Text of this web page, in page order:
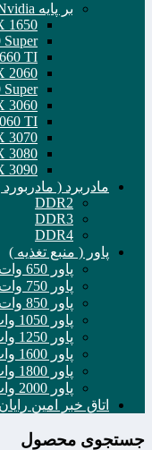
بر پایه Nvidia
1650
TI
2060
3060
TI
3070
3080
3090
مادربرد ( مادربورد
DDR2
DDR3
DDR4
پاور ( منبع تغذیه )
پاور 650 وات
پاور 750 وات
پاور 850 وات
پاور 1050 وات
پاور 1250 وات
پاور 1600 وات
پاور 1800 وات
پاور 2000 وات
اتاق خبر امین رایان
جستجوی محصول